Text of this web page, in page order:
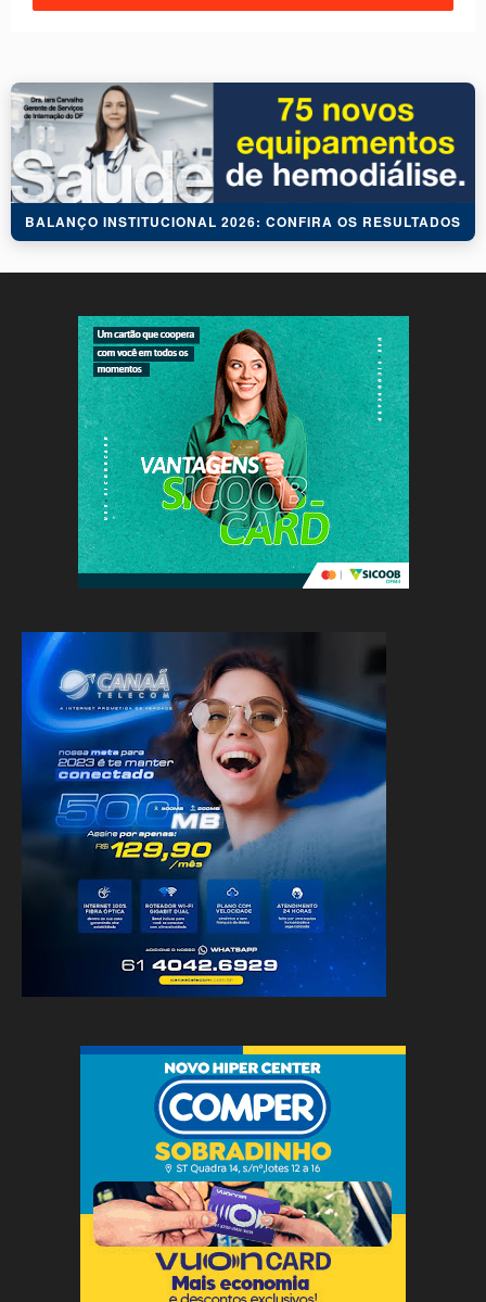
BALANÇO INSTITUCIONAL 2026: CONFIRA OS RESULTADOS